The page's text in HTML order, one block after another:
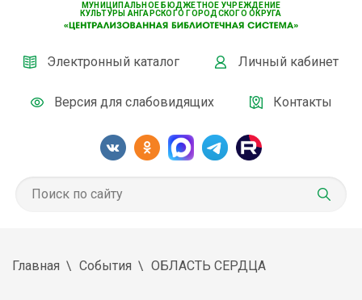
МУНИЦИПАЛЬНОЕ БЮДЖЕТНОЕ УЧРЕЖДЕНИЕ
КУЛЬТУРЫ АНГАРСКОГО ГОРОДСКОГО ОКРУГА
Электронный каталог Личный кабинет
Версия для слабовидящих Контакты
Главная События ОБЛАСТЬ СЕРДЦА